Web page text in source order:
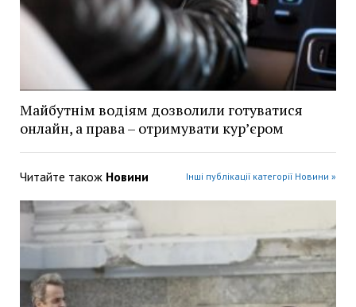
Майбутнім водіям дозволили готуватися
онлайн, а права – отримувати кур’єром
Читайте також Новини Інші публікації категорії Новини »